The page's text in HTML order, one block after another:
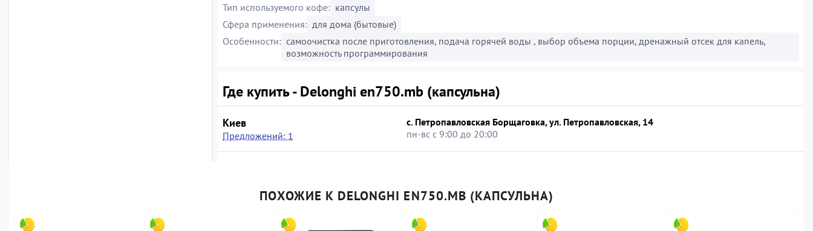
Тип используемого кофе: капсулы
Сфера применения: для дома (бытовые)
Особенности: самоочистка после приготовления, подача горячей воды , выбор объема порции, дренажный отсек для капель,
возможность программирования
Где купить - Delonghi en750.mb (капсульна)
Киев
Предложений: 1
с. Петропавловская Борщаговка, ул. Петропавловская, 14
пн-вс с 9:00 до 20:00
ПОХОЖИЕ К DELONGHI EN750.MB (КАПСУЛЬНА)